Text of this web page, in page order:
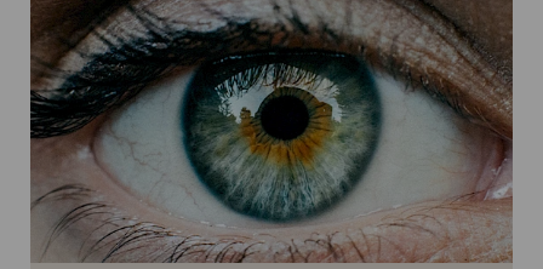
Chirurgia venosa
Chirurgia viscerale
Chiusura del bacino / rebozo
Coaching individuale / consulenza d’immagine